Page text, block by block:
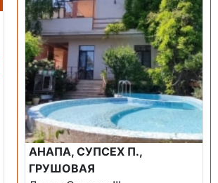
АНАПА, СУПСЕХ П.,
ГРУШОВАЯ